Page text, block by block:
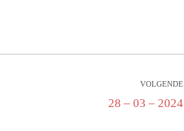
VOLGENDE
Volgend
28 – 03 – 2024